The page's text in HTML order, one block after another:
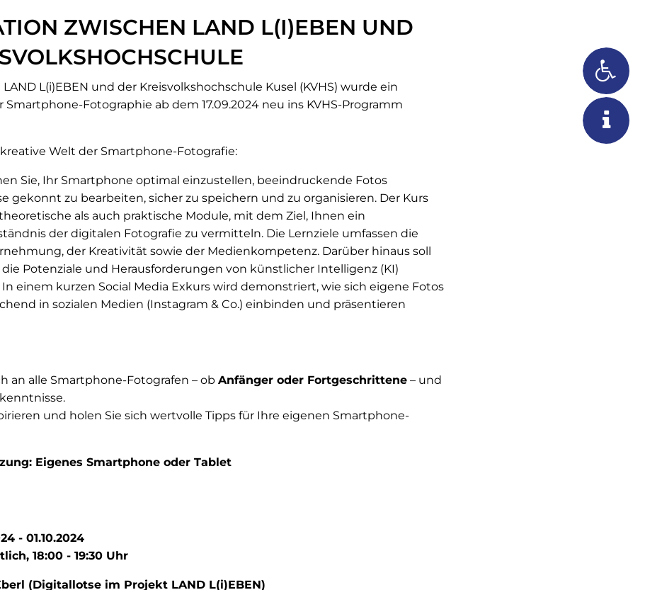
ZWISCHEN LAND L(I)EBEN UND
L(i)EBEN und der Kreisvolkshochschule Kusel (KVHS) wurde ein
Smartphone-Fotographie ab dem 17.09.2024 neu ins KVHS-Programm
Welt der Smartphone-Fotografie:
Sie, Ihr Smartphone optimal einzustellen, beeindruckende Fotos
gekonnt zu bearbeiten, sicher zu speichern und zu organisieren. Der Kurs
als auch praktische Module, mit dem Ziel, Ihnen ein
der digitalen Fotografie zu vermitteln. Die Lernziele umfassen die
der Kreativität sowie der Medienkompetenz. Darüber hinaus soll
Potenziale und Herausforderungen von künstlicher Intelligenz (KI)
einem kurzen Social Media Exkurs wird demonstriert, wie sich eigene Fotos
in sozialen Medien (Instagram & Co.) einbinden und präsentieren
an alle Smartphone-Fotografen – ob Anfänger oder Fortgeschrittene – und
und holen Sie sich wertvolle Tipps für Ihre eigenen Smartphone-
Eigenes Smartphone oder Tablet
- 01.10.2024
18:00 - 19:30 Uhr
(Digitallotse im Projekt LAND L(i)EBEN)